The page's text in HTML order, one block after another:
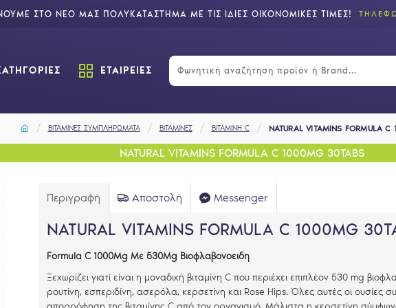
ΣΤΟ ΝΕΟ ΜΑΣ ΠΟΛΥΚΑΤΑΣΤΗΜΑ ΜΕ ΤΙΣ ΙΔΙΕΣ ΟΙΚΟΝΟΜΙΚΕΣ ΤΙΜΕΣ!
ΕΤΑΙΡΕΙΕΣ
ΒΙΤΑΜΙΝΕΣ ΣΥΜΠΛΗΡΩΜΑΤΑ ΒΙΤΑΜΙΝΕΣ ΒΙΤΑΜΙΝΗ C NATURAL VITAMINS FORMULA C
NATURAL VITAMINS FORMULA C 1000MG 30TABS
Περιγραφή Αποστολή Messenger
NATURAL VITAMINS FORMULA C 1000MG
Formula C 1000Μg Με 530Mg Βιοφλαβονοειδη
Ξεχωρίζει γιατί είναι η μοναδική βιταμίνη C που περιέχει επιπλέον 530 mg
ρουτίνη, εσπεριδίνη, ασερόλα, κερσετίνη και Rose Hips. Όλες αυτές οι ουσίες